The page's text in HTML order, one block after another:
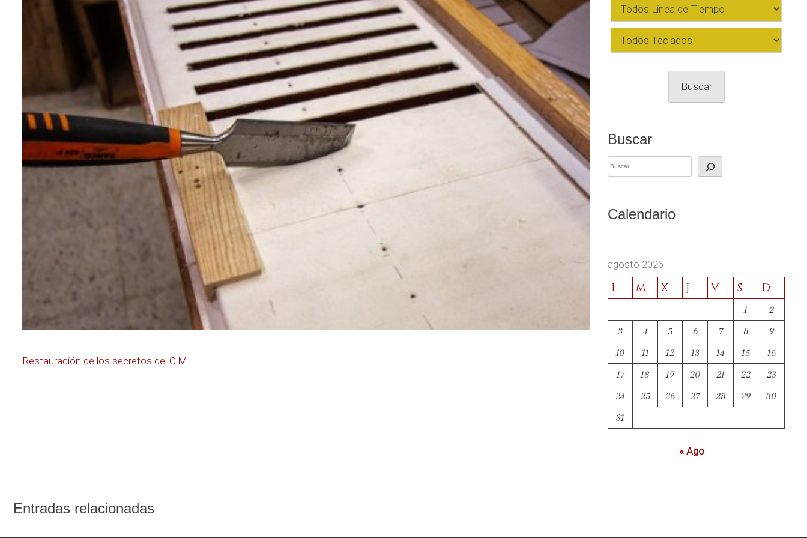
Navegación
Restauración de los secretos del O.M.
Buscar
Calendario
agosto 2026
L M X J V S D
1
2
3
4 5 6 7 8
9
10
11 12 13 14 15
16
17
18 19 20 21 22
23
24
25 26 27 28 29
30
31
« Ago
Entradas relacionadas